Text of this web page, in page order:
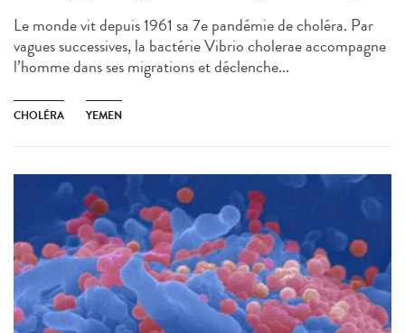
Le monde vit depuis 1961 sa 7e pandémie de choléra. Par
vagues successives, la bactérie Vibrio cholerae accompagne
l’homme dans ses migrations et déclenche...
CHOLÉRA YEMEN